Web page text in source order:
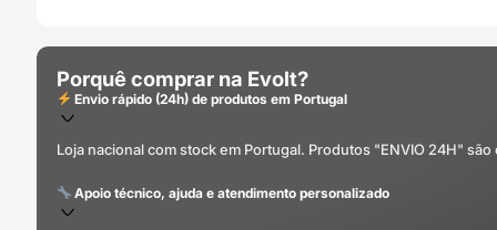
Porquê comprar na Evolt?
Envio rápido (24h) de produtos em Portugal
Loja nacional com stock em Portugal. Produtos "ENVIO 24H"
Apoio técnico, ajuda e atendimento personalizado